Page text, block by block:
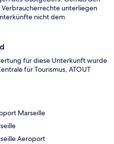
unterliegen
nicht dem
für diese Unterkunft wurde
für Tourismus, ATOUT
Marseille
Aeroport